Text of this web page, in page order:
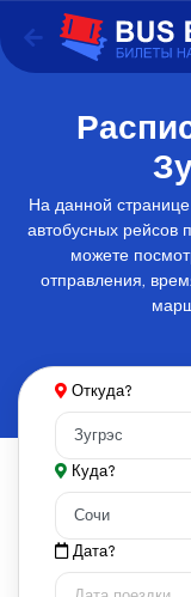
На данной
автобусных рейсов
можете
отправления,
Откуда?
Куда?
Дата?